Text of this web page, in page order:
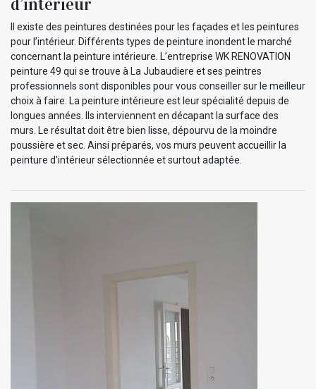
Il existe des peintures destinées pour les façades et les peintures
pour l’intérieur. Différents types de peinture inondent le marché
concernant la peinture intérieure. L’entreprise WK RENOVATION
peinture 49 qui se trouve à La Jubaudiere et ses peintres
professionnels sont disponibles pour vous conseiller sur le meilleur
choix à faire. La peinture intérieure est leur spécialité depuis de
longues années. Ils interviennent en décapant la surface des
murs. Le résultat doit être bien lisse, dépourvu de la moindre
poussière et sec. Ainsi préparés, vos murs peuvent accueillir la
peinture d’intérieur sélectionnée et surtout adaptée.